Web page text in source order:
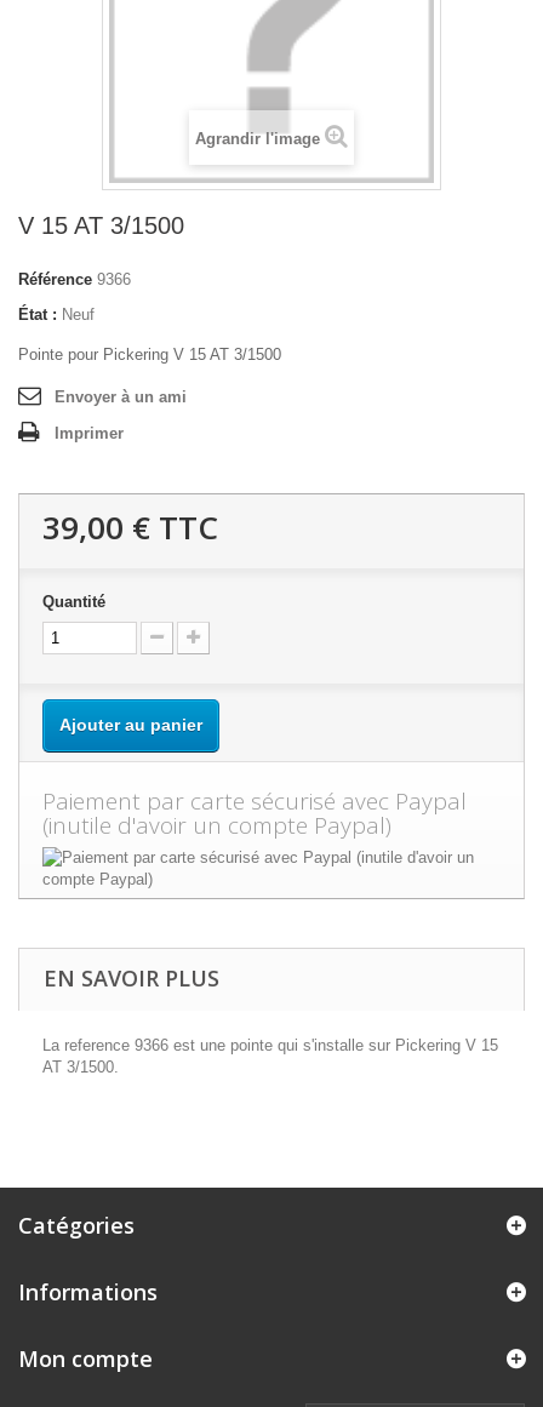
Agrandir l'image
V 15 AT 3/1500
Référence 9366
État : Neuf
Pointe pour Pickering V 15 AT 3/1500
Envoyer à un ami
Imprimer
39,00 € TTC
Quantité
Ajouter au panier
Paiement par carte sécurisé avec Paypal
(inutile d'avoir un compte Paypal)
EN SAVOIR PLUS
La reference 9366 est une pointe qui s'installe sur Pickering V 15
AT 3/1500.
Catégories
Informations
Mon compte